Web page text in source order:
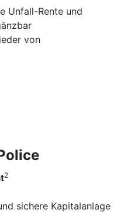
Unfall-Rente und
von
2
sichere Kapitalanlage